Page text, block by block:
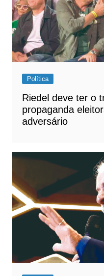
Política
Riedel deve ter o
propaganda
adversário